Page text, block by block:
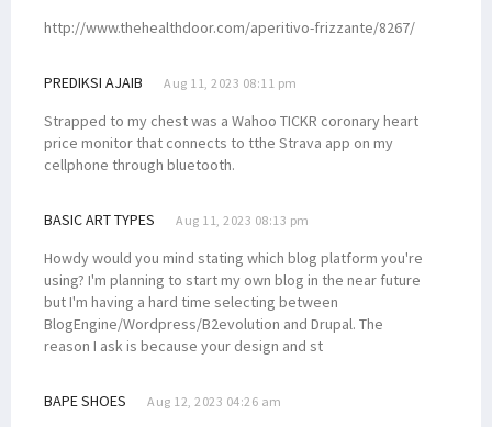
http://www.thehealthdoor.com/aperitivo-frizzante/8267/
PREDIKSI AJAIB Aug 11, 2023 08:11 pm
Strapped to my chest was a Wahoo TICKR coronary heart
price monitor that connects to tthe Strava app on my
cellphone through bluetooth.
BASIC ART TYPES Aug 11, 2023 08:13 pm
Howdy would you mind stating which blog platform you're
using? I'm planning to start my own blog in the near future
but I'm having a hard time selecting between
BlogEngine/Wordpress/B2evolution and Drupal. The
reason I ask is because your design and st
BAPE SHOES Aug 12, 2023 04:26 am